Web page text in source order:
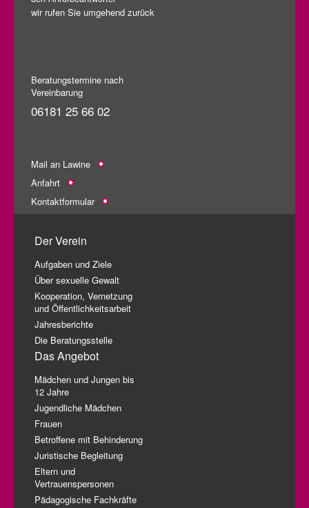
wir rufen Sie umgehend zurück
Beratungstermine nach
Vereinbarung
06181 25 66 02
Mail an Lawine
Anfahrt
Kontaktformular
Der Verein
Aufgaben und Ziele
Über sexuelle Gewalt
Kooperation, Vernetzung
und Öffentlichkeitsarbeit
Jahresberichte
Die Beratungsstelle
Das Angebot
Mädchen und Jungen bis
12 Jahre
Jugendliche Mädchen
Frauen
Betroffene mit Behinderung
Juristische Begleitung
Eltern und
Vertrauenspersonen
Pädagogische Fachkräfte